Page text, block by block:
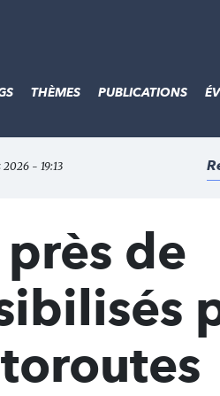
THÈMES PUBLICATIONS
- 19:13
de